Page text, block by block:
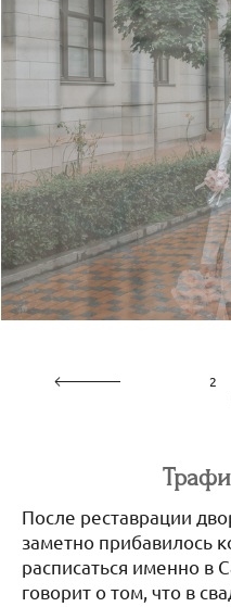
3
После реставрации
заметно прибавилось
расписаться именно в
говорит о том, что в